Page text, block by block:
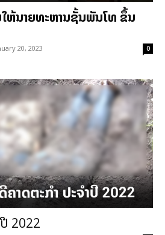
ໃຫ້​ນາຍ​ທະຫານ​ຊັ້ນພັນ​ໂທ ຂຶ້ນ
20, 2023 0
2022